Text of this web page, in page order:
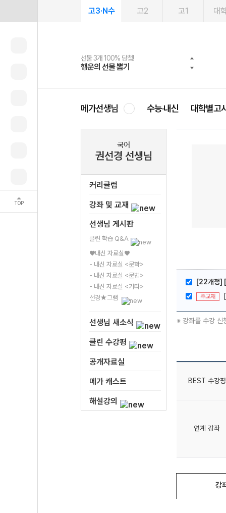
TOP
고3·N수 고2 고1 대
선물 3개 100% 당첨!
행운의 선물 뽑기
선물 100% 증정!
메가스터디 X 올리브
여름방학 스터디 캐시백
메가런 썸머스쿨
2027 러셀 단과
강사 공개선발
스마트러닝앱
설문 EVENT
메가패스
3일 무료 체험권
메가패스 수강생 무료혜택!
메가클럽 멤버십
사회공헌 캠페인
희망이룸 메가나눔
메가선생님 수능·내신 대학별고
국어
권선경 선생님
커리큘럼
강좌 및 교재
선생님 게시판
클린 학습 Q&A
♥내신 자료실♥
- 내신 자료실 <문학>
- 내신 자료실 <문법>
- 내신 자료실 <기타>
선경★그램
선생님 새소식
클린 수강평
공개자료실
메가 캐스트
해설강의
[22개정] [
주교재
※ 강좌를 수강 신
BEST 수강평
연계 강좌
강